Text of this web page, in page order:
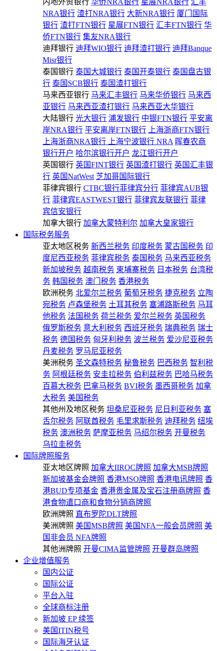
内地外资银行 华侨NRA银行 星展NRA银行 汇丰
NRA银行 渣打NRA银行 大新NRA银行 厦门国际
银行 渣打FTN银行 星展FTN银行 汇丰FTN银行 华
侨FTN银行 集友NRA银行
迪拜银行 迪拜WIO银行 迪拜渣打银行 迪拜Banque
Misr银行
泰国银行 泰国大城银行 泰国开泰银行 泰国盘古银
行 泰国SCB银行 泰国渣打银行
马来西亚银行 马来汇丰银行 马来华侨银行 马来西
亚银行 马来西亚渣打银行 马来西亚大华银行
大陆银行 光大银行 浦发银行 中银FTN银行 平安离
岸NRA银行 平安离岸FTN银行
上海浙商FTN银行
上海浙商NRA银行
上海宁波银行 NRA 晖春农商
银行开户 哈尔滨银行开户 龙江银行开户
英国银行 英国FINT银行 英国渣打银行 英国汇丰银
行 英国NatWest 芝加哥国际银行
菲律宾银行 CTBC银行菲律宾分行 菲律宾AUB银
行 菲律宾EASTWEST银行 菲律宾友联银行 菲律
宾信安银行
加拿大银行 加拿大蒙特利尔 加拿大皇家银行
国际税务服务
亚太地区税务 新西兰税务 印度税务 蒙古国税务 印
度尼西亚税务 菲律宾税务 泰国税务 马来西亚税务
新加坡税务 越南税务 柬埔寨税务 日本税务 台湾税
务 韩国税务 澳门税务 香港税务
欧洲税务 北爱尔兰税务 葡萄牙税务 捷克税务 立陶
宛税务 卢森堡税务 土耳其税务 塞浦路斯税务 马耳
他税务 法国税务 荷兰税务 爱尔兰税务 英国税务
俄罗斯税务 意大利税务 西班牙税务 瑞典税务 瑞士
税务 德国税务 匈牙利税务 波兰税务 爱沙尼亚税务
丹麦税务 罗马尼亚税务
美洲税务 圣文森特税务 秘鲁税务 巴西税务 智利税
务 阿根廷税务 安圭拉税务 伯利兹税务 巴哈马税务
百慕大税务 巴拿马税务 BVI税务 墨西哥税务 加拿
大税务 美国税务
其他州及地区税务 坦桑尼亚税务 尼日利亚税务 塞
舌尔税务 阿联酋税务 毛里求斯税务 迪拜税务 纽埃
税务 澳洲税务 萨摩亚税务 马绍尔税务 开曼税务
乌拉圭税务
国际牌照服务
亚太地区牌照 加拿大IIROC牌照 加拿大MSB牌照
新加坡基金会牌照 香港MSO牌照 香港电讯牌照 香
港BUD专项基金 香港贵金属及宝石注册商牌照 香
港食物遣口商和食物分销商牌照
欧洲牌照 直布罗陀DLT牌照
美洲牌照 美国MSB牌照 美国NFA一般会员牌照 美
国非会员 NFA牌照
其他洲牌照 开曼CIMA监管牌照 开曼群岛牌照
企业增值服务
国内公证
国际公证
平台入驻
全球商标注册
新加坡 EP 续签
美国ITIN税号
国际海牙认证